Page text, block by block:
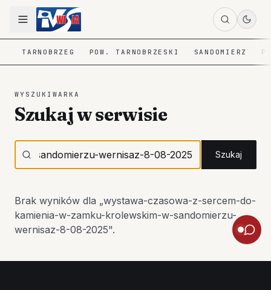
TARNOBRZEG POW. TARNOBRZESKI SANDOMIERZ
WYSZUKIWARKA
Szukaj w serwisie
Szukaj
Brak wyników dla „wystawa-czasowa-z-sercem-do-
kamienia-w-zamku-krolewskim-w-sandomierzu-
wernisaz-8-08-2025".